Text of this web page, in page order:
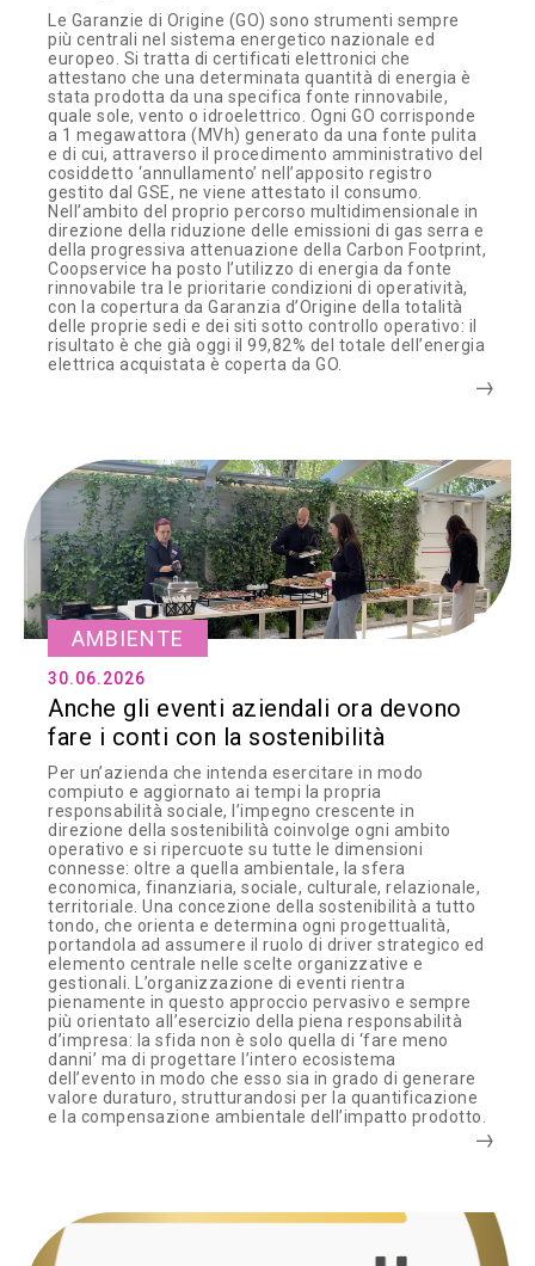
Le Garanzie di Origine (GO) sono strumenti sempre
più centrali nel sistema energetico nazionale ed
europeo. Si tratta di certificati elettronici che
attestano che una determinata quantità di energia è
stata prodotta da una specifica fonte rinnovabile,
quale sole, vento o idroelettrico. Ogni GO corrisponde
a 1 megawattora (MVh) generato da una fonte pulita
e di cui, attraverso il procedimento amministrativo del
cosiddetto ‘annullamento’ nell’apposito registro
gestito dal GSE, ne viene attestato il consumo.
Nell’ambito del proprio percorso multidimensionale in
direzione della riduzione delle emissioni di gas serra e
della progressiva attenuazione della Carbon Footprint,
Coopservice ha posto l’utilizzo di energia da fonte
rinnovabile tra le prioritarie condizioni di operatività,
con la copertura da Garanzia d’Origine della totalità
delle proprie sedi e dei siti sotto controllo operativo: il
risultato è che già oggi il 99,82% del totale dell’energia
elettrica acquistata è coperta da GO.
AMBIENTE
30.06.2026
Anche gli eventi aziendali ora devono
fare i conti con la sostenibilità
Per un’azienda che intenda esercitare in modo
compiuto e aggiornato ai tempi la propria
responsabilità sociale, l’impegno crescente in
direzione della sostenibilità coinvolge ogni ambito
operativo e si ripercuote su tutte le dimensioni
connesse: oltre a quella ambientale, la sfera
economica, finanziaria, sociale, culturale, relazionale,
territoriale. Una concezione della sostenibilità a tutto
tondo, che orienta e determina ogni progettualità,
portandola ad assumere il ruolo di driver strategico ed
elemento centrale nelle scelte organizzative e
gestionali. L’organizzazione di eventi rientra
pienamente in questo approccio pervasivo e sempre
più orientato all’esercizio della piena responsabilità
d’impresa: la sfida non è solo quella di ‘fare meno
danni’ ma di progettare l’intero ecosistema
dell’evento in modo che esso sia in grado di generare
valore duraturo, strutturandosi per la quantificazione
e la compensazione ambientale dell’impatto prodotto.